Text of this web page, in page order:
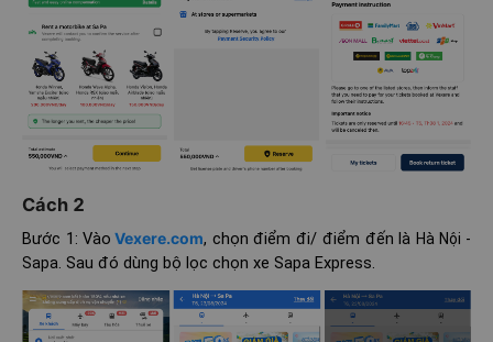
Cách 2
Bước 1: Vào Vexere.com, chọn điểm đi/ điểm đến là Hà Nội -
Sapa. Sau đó dùng bộ lọc chọn xe Sapa Express.